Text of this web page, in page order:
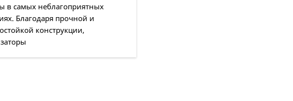
в самых неблагоприятных
Благодаря прочной и
конструкции,